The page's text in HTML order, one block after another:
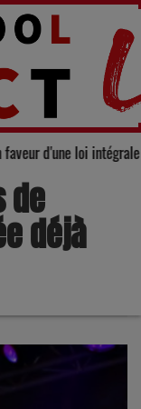
vœu en faveur
de
déjà